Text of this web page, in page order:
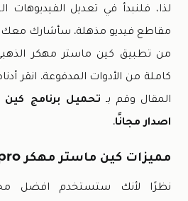
لذا، فلنبدأ في تعديل الفيديوهات
مقاطع فيديو مذهلة. سأشارك معك
من تطبيق كين ماستر مهكر
كاملة من الأدوات المدفوعة. انقر
المقال وقم بـ تحميل برنامج
اصدار مجانًا.
مميزات كين ماستر مهكر kinemaster pro؟
نظرًا لأنك ستستخدم افضل